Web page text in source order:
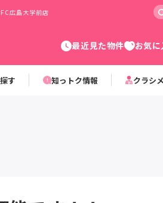
広島大学前店
最近見た物件 お気
す 知っトク情報 クラシ